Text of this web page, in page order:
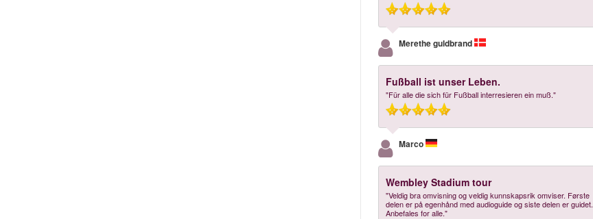
Merethe guldbrand
Fußball ist unser Leben.
"Für alle die sich für Fußball interresieren ein muß."
Marco
Wembley Stadium tour
"Veldig bra omvisning og veldig kunnskapsrik omviser. Første
delen er på egenhånd med audioguide og siste delen er guidet.
Anbefales for alle."